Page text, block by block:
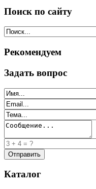
Поиск по сайту
Рекомендуем
Задать вопрос
Каталог